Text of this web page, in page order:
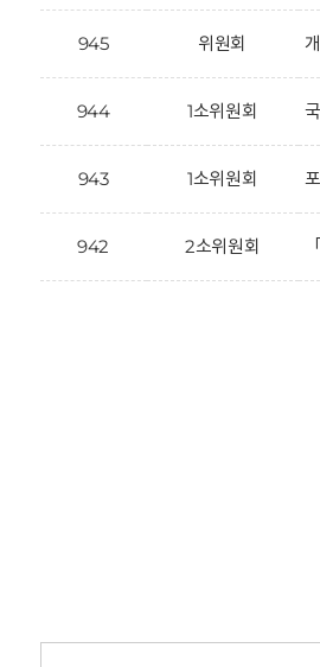
945 위원회
944 1소위원회
943 1소위원회
942 2소위원회